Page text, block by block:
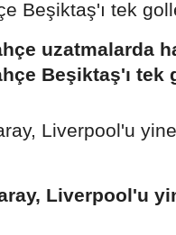
uzatmalarda
Beşiktaş'ı tek
Liverpool'u